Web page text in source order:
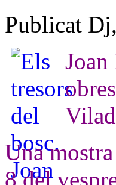
Publicat
Joan
Una
8 del